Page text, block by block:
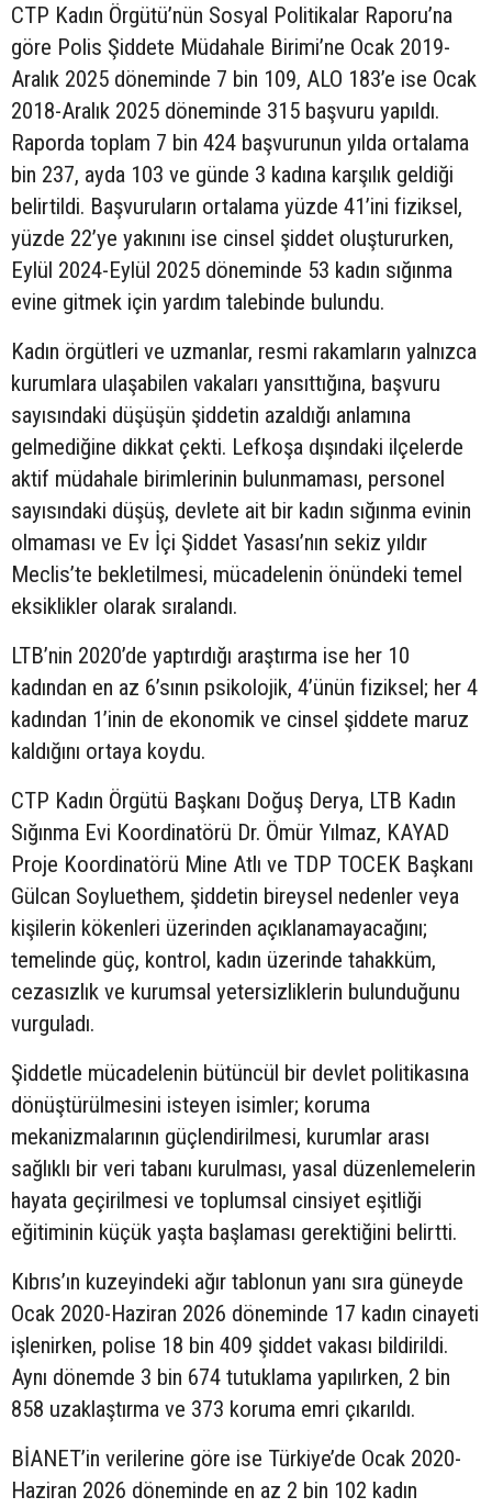
CTP Kadın Örgütü’nün Sosyal Politikalar Raporu’na
göre Polis Şiddete Müdahale Birimi’ne Ocak 2019-
Aralık 2025 döneminde 7 bin 109, ALO 183’e ise Ocak
2018-Aralık 2025 döneminde 315 başvuru yapıldı.
Raporda toplam 7 bin 424 başvurunun yılda ortalama
bin 237, ayda 103 ve günde 3 kadına karşılık geldiği
belirtildi. Başvuruların ortalama yüzde 41’ini fiziksel,
yüzde 22’ye yakınını ise cinsel şiddet oluştururken,
Eylül 2024-Eylül 2025 döneminde 53 kadın sığınma
evine gitmek için yardım talebinde bulundu.
Kadın örgütleri ve uzmanlar, resmi rakamların yalnızca
kurumlara ulaşabilen vakaları yansıttığına, başvuru
sayısındaki düşüşün şiddetin azaldığı anlamına
gelmediğine dikkat çekti. Lefkoşa dışındaki ilçelerde
aktif müdahale birimlerinin bulunmaması, personel
sayısındaki düşüş, devlete ait bir kadın sığınma evinin
olmaması ve Ev İçi Şiddet Yasası’nın sekiz yıldır
Meclis’te bekletilmesi, mücadelenin önündeki temel
eksiklikler olarak sıralandı.
LTB’nin 2020’de yaptırdığı araştırma ise her 10
kadından en az 6’sının psikolojik, 4’ünün fiziksel; her 4
kadından 1’inin de ekonomik ve cinsel şiddete maruz
kaldığını ortaya koydu.
CTP Kadın Örgütü Başkanı Doğuş Derya, LTB Kadın
Sığınma Evi Koordinatörü Dr. Ömür Yılmaz, KAYAD
Proje Koordinatörü Mine Atlı ve TDP TOCEK Başkanı
Gülcan Soyluethem, şiddetin bireysel nedenler veya
kişilerin kökenleri üzerinden açıklanamayacağını;
temelinde güç, kontrol, kadın üzerinde tahakküm,
cezasızlık ve kurumsal yetersizliklerin bulunduğunu
vurguladı.
Şiddetle mücadelenin bütüncül bir devlet politikasına
dönüştürülmesini isteyen isimler; koruma
mekanizmalarının güçlendirilmesi, kurumlar arası
sağlıklı bir veri tabanı kurulması, yasal düzenlemelerin
hayata geçirilmesi ve toplumsal cinsiyet eşitliği
eğitiminin küçük yaşta başlaması gerektiğini belirtti.
Kıbrıs’ın kuzeyindeki ağır tablonun yanı sıra güneyde
Ocak 2020-Haziran 2026 döneminde 17 kadın cinayeti
işlenirken, polise 18 bin 409 şiddet vakası bildirildi.
Aynı dönemde 3 bin 674 tutuklama yapılırken, 2 bin
858 uzaklaştırma ve 373 koruma emri çıkarıldı.
BİANET’in verilerine göre ise Türkiye’de Ocak 2020-
Haziran 2026 döneminde en az 2 bin 102 kadın